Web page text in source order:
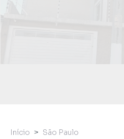
Início
São Paulo